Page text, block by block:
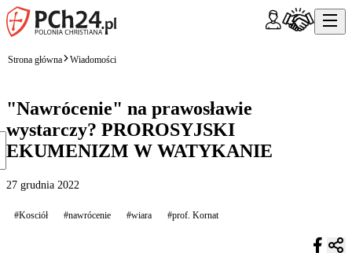
Strona główna Wiadomości
"Nawrócenie" na prawosławie
wystarczy? PROROSYJSKI
EKUMENIZM W WATYKANIE
27 grudnia 2022
#Kosciół #nawrócenie #wiara #prof. Kornat